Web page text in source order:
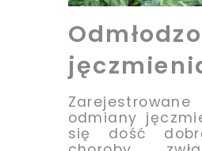
odmiany
się dość